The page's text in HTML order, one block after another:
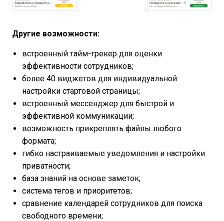
Другие возможности:
встроенный тайм-трекер для оценки
эффективности сотрудников;
более 40 виджетов для индивидуальной
настройки стартовой страницы;
встроенный мессенджер для быстрой и
эффективной коммуникации;
возможность прикреплять файлы любого
формата;
гибко настраиваемые уведомления и настройки
приватности;
база знаний на основе заметок;
система тегов и приоритетов;
сравнение календарей сотрудников для поиска
свободного времени;